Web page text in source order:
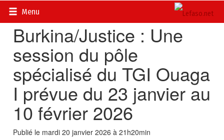
Menu
Accueil>
Burkina/Justice : Une
session du pôle
spécialisé du TGI Ouaga
I prévue du 23 janvier au
10 février 2026
Publié le mardi 20 janvier 2026 à 21h20min